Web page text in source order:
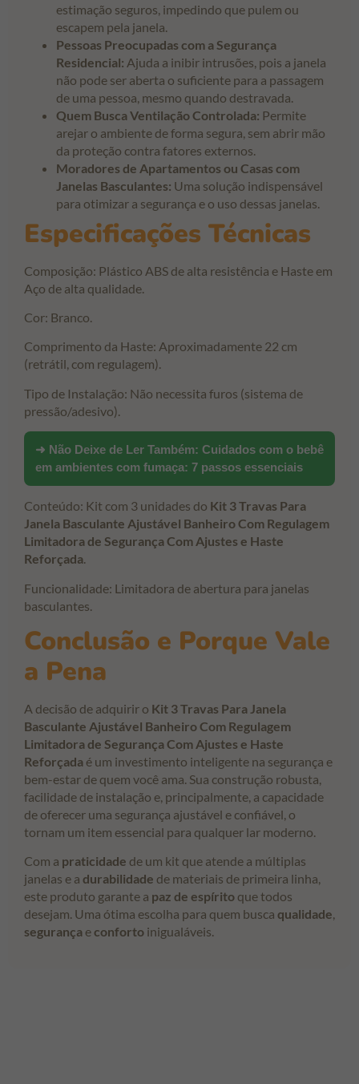
estimação seguros, impedindo que pulem ou
escapem pela janela.
Pessoas Preocupadas com a Segurança
Residencial: Ajuda a inibir intrusões, pois a janela
não pode ser aberta o suficiente para a passagem
de uma pessoa, mesmo quando destravada.
Quem Busca Ventilação Controlada: Permite
arejar o ambiente de forma segura, sem abrir mão
da proteção contra fatores externos.
Moradores de Apartamentos ou Casas com
Janelas Basculantes: Uma solução indispensável
para otimizar a segurança e o uso dessas janelas.
Especificações Técnicas
Composição: Plástico ABS de alta resistência e Haste em
Aço de alta qualidade.
Cor: Branco.
Comprimento da Haste: Aproximadamente 22 cm
(retrátil, com regulagem).
Tipo de Instalação: Não necessita furos (sistema de
pressão/adesivo).
➜ Não Deixe de Ler Também: Cuidados com o bebê
em ambientes com fumaça: 7 passos essenciais
Conteúdo: Kit com 3 unidades do Kit 3 Travas Para
Janela Basculante Ajustável Banheiro Com Regulagem
Limitadora de Segurança Com Ajustes e Haste
Reforçada.
Funcionalidade: Limitadora de abertura para janelas
basculantes.
Conclusão e Porque Vale
a Pena
A decisão de adquirir o Kit 3 Travas Para Janela
Basculante Ajustável Banheiro Com Regulagem
Limitadora de Segurança Com Ajustes e Haste
Reforçada é um investimento inteligente na segurança e
bem-estar de quem você ama. Sua construção robusta,
facilidade de instalação e, principalmente, a capacidade
de oferecer uma segurança ajustável e confiável, o
tornam um item essencial para qualquer lar moderno.
Com a praticidade de um kit que atende a múltiplas
janelas e a durabilidade de materiais de primeira linha,
este produto garante a paz de espírito que todos
desejam. Uma ótima escolha para quem busca qualidade,
segurança econforto inigualáveis.